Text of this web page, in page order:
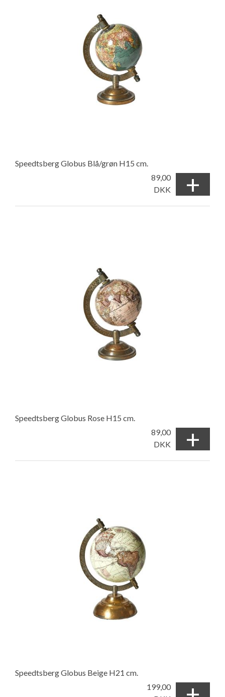
Speedtsberg Globus Blå/grøn H15 cm.
89,00
DKK
+
Speedtsberg Globus Rose H15 cm.
89,00
DKK
+
Speedtsberg Globus Beige H21 cm.
199,00